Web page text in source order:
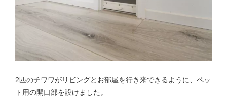
2匹のチワワがリビングとお部屋を行き来できるように、ペッ
ト用の開口部を設けました。